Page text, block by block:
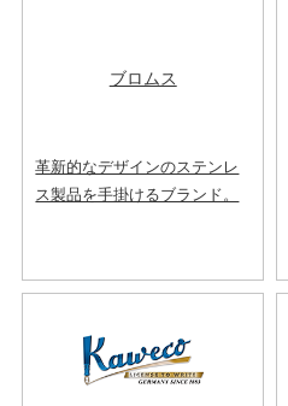
ブロムス
革新的なデザインのステンレ
ス製品を手掛けるブランド。